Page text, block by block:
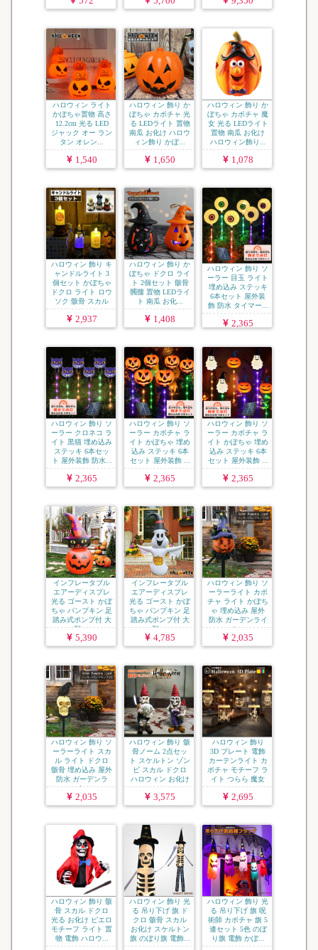
ハロウィン ライト
かぼちゃ置物 高さ
12.2cm 光る LED
ジャック オー ラン
タン オレン...
1,540
ハロウィン 飾り か
ぼちゃ カボチャ 光
る LEDライト 置物
南瓜 お化け ハロウ
ィン飾り かぼ...
1,650
ハロウィン 飾り か
ぼちゃ カボチャ 魔
女 光る LEDライト
置物 南瓜 お化け
ハロウィン飾り...
1,078
ハロウィン 飾り キ
ャンドルライト 3
個セット かぼちゃ
ドクロ ライト ロウ
ソク 骸骨 スカル
...
2,937
ハロウィン 飾り か
ぼちゃ ドクロ ライ
ト 2個セット 骸骨
髑髏 置物 LEDライ
ト 南瓜 お化...
1,408
ハロウィン 飾り ソ
ーラー 目玉 ライト
埋め込み ステッキ
6本セット 屋外装
飾 防水 タイマー...
2,365
ハロウィン 飾り ソ
ーラー クロネコ ラ
イト 黒猫 埋め込み
ステッキ 6本セッ
ト 屋外装飾 防水...
2,365
ハロウィン 飾り ソ
ーラー カボチャ ラ
イト かぽちゃ 埋め
込み ステッキ 6本
セット 屋外装飾 ...
2,365
ハロウィン 飾り ソ
ーラー カボチャ ラ
イト かぽちゃ 埋め
込み ステッキ 6本
セット 屋外装飾 ...
2,365
インフレータブル
エアーディスプレ
光る ゴースト かぼ
ちゃ パンプキン 足
踏み式ポンプ付 大
型 ...
5,390
インフレータブル
エアーディスプレ
光る ゴースト かぼ
ちゃ パンプキン 足
踏み式ポンプ付 大
型 ...
4,785
ハロウィン 飾り ソ
ーラーライト カボ
チャ ライト かぽち
ゃ 埋め込み 屋外
防水 ガーデンライ
ト...
2,035
ハロウィン 飾り ソ
ーラーライト スカ
ル ライト ドクロ
骸骨 埋め込み 屋外
防水 ガーデンラ
イ...
2,035
ハロウィン 飾り 骸
骨ノーム 2点セッ
ト スケルトン ゾン
ビ スカル ドクロ
ハロウィン お化け
...
3,575
ハロウィン 飾り
3D プレート 電飾
カーテンライト カ
ボチャ モチーフ ラ
イト つらら 魔女
...
2,695
ハロウィン 飾り 骸
骨 スカル ドクロ
光る お化け ピエロ
モチーフ ライト 置
物 電飾 ハロウ...
ハロウィン 飾り 光
る 吊り下げ 旗 ド
クロ 骸骨 スカル
お化け スケルトン
旗 のぼり旗 電飾...
ハロウィン 飾り 光
る 吊り下げ 旗 呪
術師 カボチャ 旗 5
連セット 5色 のぼ
り旗 電飾 かぼ...